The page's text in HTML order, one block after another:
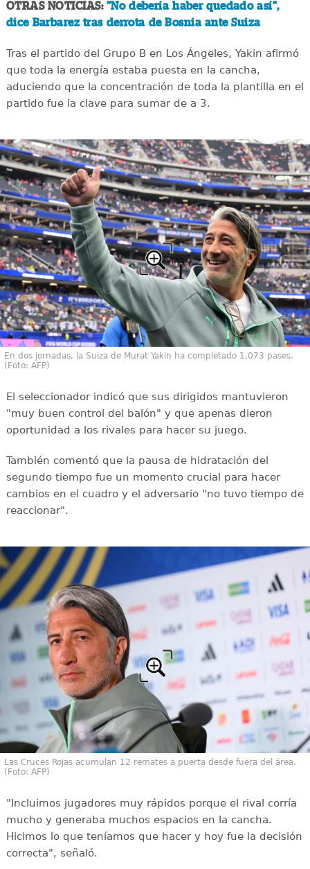
OTRAS NOTICIAS: "No debería haber quedado así",
dice Barbarez tras derrota de Bosnia ante Suiza
Tras el partido del Grupo B en Los Ángeles, Yakin afirmó
que toda la energía estaba puesta en la cancha,
aduciendo que la concentración de toda la plantilla en el
partido fue la clave para sumar de a 3.
En dos jornadas, la Suiza de Murat Yakin ha completado 1,073 pases.
(Foto: AFP)
El seleccionador indicó que sus dirigidos mantuvieron
"muy buen control del balón" y que apenas dieron
oportunidad a los rivales para hacer su juego.
También comentó que la pausa de hidratación del
segundo tiempo fue un momento crucial para hacer
cambios en el cuadro y el adversario "no tuvo tiempo de
reaccionar".
Las Cruces Rojas acumulan 12 remates a puerta desde fuera del área.
(Foto: AFP)
"Incluimos jugadores muy rápidos porque el rival corría
mucho y generaba muchos espacios en la cancha.
Hicimos lo que teníamos que hacer y hoy fue la decisión
correcta", señaló.